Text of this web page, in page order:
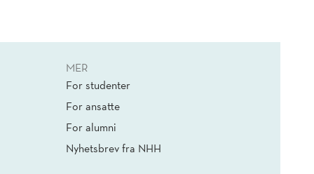
MER
For studenter
For ansatte
For alumni
Nyhetsbrev fra NHH